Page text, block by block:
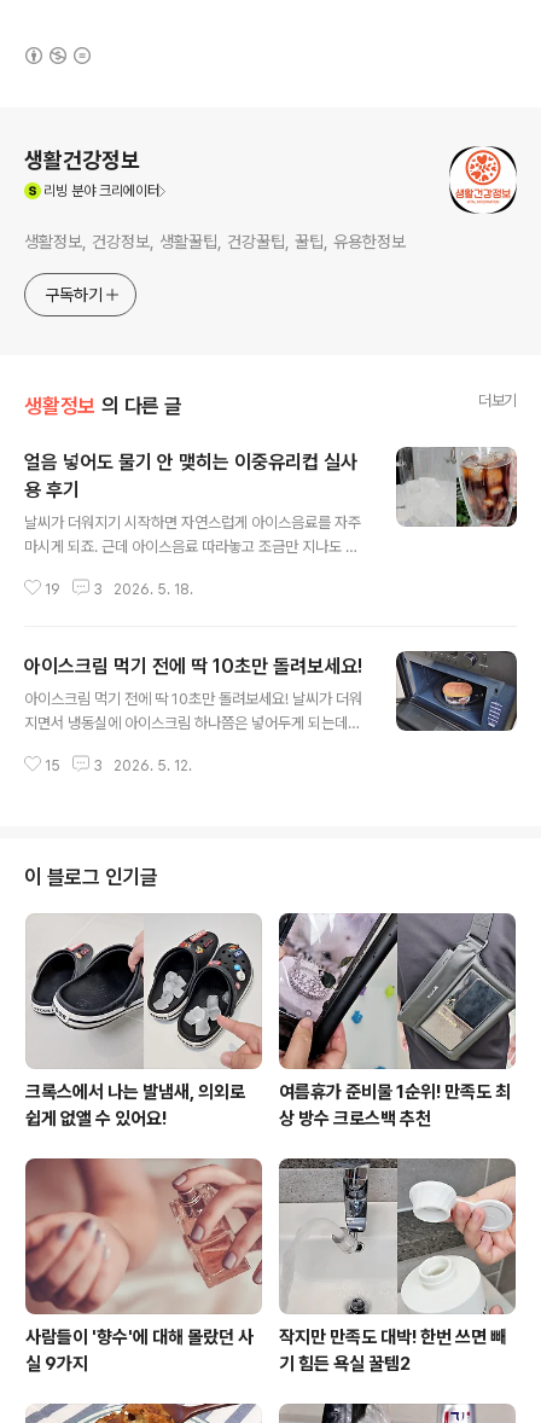
생활건강정보
리빙 분야 크리에이터
생활정보, 건강정보, 생활꿀팁, 건강꿀팁, 꿀팁, 유용한정보
구독하기
생활정보 의 다른 글 더보기
얼음 넣어도 물기 안 맺히는 이중유리컵 실사
용 후기
날씨가 더워지기 시작하면 자연스럽게 아이스음료를 자주
마시게 되죠. 근데 아이스음료 따라놓고 조금만 지나도 컵
근 스트레스였는데요. 이중유리컵으로 바꾸고 난 뒤 이 불
기가 안생기고 테이블도 깔끔하게 유지되는 점이 가장 편
했어요. 사실 이 장점만 생각해도 이중유리컵을 써야 하는
이유는 충분한 것 같아요. 이 컵은 작년 여름에 구입했는데
잘 사용했어요. 사이즈도 넉넉한 편이라 얼음 충분히 넣고
19 3 2026. 5. 18.
아이스크림 먹기 전에 딱 10초만 돌려보세요!
아이스크림 먹기 전에 딱 10초만 돌려보세요! 날씨가 더워
지면서 냉동실에 아이스크림 하나쯤은 넣어두게 되는데요.
주 간단한 꿀팁이 있어요. 간단하지만 정말 실용적이라서
바로 꺼내 먹으려고 하면 너무 단단해서 당황할 때가 있죠.
첫 숟가락을 뜨는 순간부터 힘이 안 들어가고 괜히 손에 힘
만 잔뜩 쓰게 되더라고요. 특히 대용량 아이스크림은 처음
퍼낼 때 거의 삽질(?) 수준으로 딱딱한 경우도 많아요. 무리
하게 힘을 주다 보면 숟가락이 휘거나 부러질 때도 있고요.
15 3 2026. 5. 12.
이 블로그 인기글
크록스에서 나는 발냄새, 의외로
쉽게 없앨 수 있어요!
여름휴가 준비물 1순위! 만족도 최
상 방수 크로스백 추천
사람들이 '향수'에 대해 몰랐던 사
실 9가지
작지만 만족도 대박! 한번 쓰면 빼
기 힘든 욕실 꿀템2